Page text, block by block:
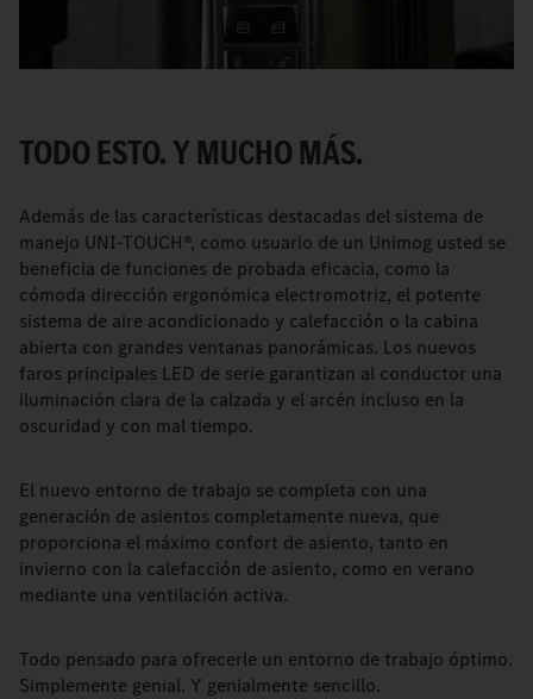
TODO ESTO. Y MUCHO MÁS.
Además de las características destacadas del sistema de
manejo UNI-TOUCH®, como usuario de un Unimog usted se
beneficia de funciones de probada eficacia, como la
cómoda dirección ergonómica electromotriz, el potente
sistema de aire acondicionado y calefacción o la cabina
abierta con grandes ventanas panorámicas. Los nuevos
faros principales LED de serie garantizan al conductor una
iluminación clara de la calzada y el arcén incluso en la
oscuridad y con mal tiempo.
El nuevo entorno de trabajo se completa con una
generación de asientos completamente nueva, que
proporciona el máximo confort de asiento, tanto en
invierno con la calefacción de asiento, como en verano
mediante una ventilación activa.
Todo pensado para ofrecerle un entorno de trabajo óptimo.
Simplemente genial. Y genialmente sencillo.